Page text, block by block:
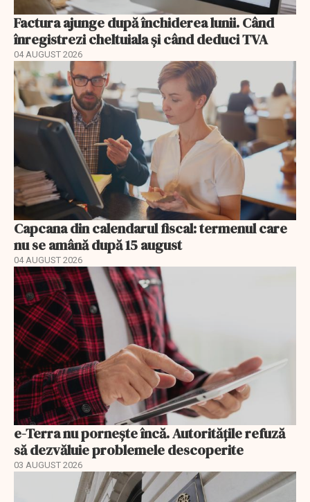
Factura ajunge după închiderea lunii. Când
înregistrezi cheltuiala și când deduci TVA
04 AUGUST 2026
Capcana din calendarul fiscal: termenul care
nu se amână după 15 august
04 AUGUST 2026
e-Terra nu pornește încă. Autoritățile refuză
să dezvăluie problemele descoperite
03 AUGUST 2026